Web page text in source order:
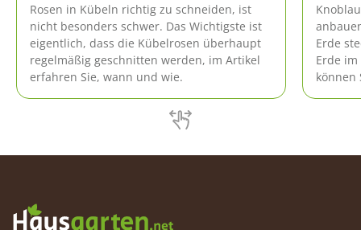
Rosen in Kübeln richtig zu schneiden, ist
nicht besonders schwer. Das Wichtigste ist
eigentlich, dass die Kübelrosen überhaupt
regelmäßig geschnitten werden, im Artikel
erfahren Sie, wann und wie.
Erde
Erde
können